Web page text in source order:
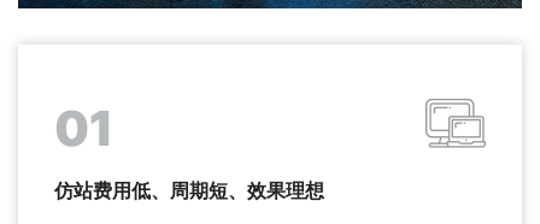
01
仿站费用低、周期短、效果理想